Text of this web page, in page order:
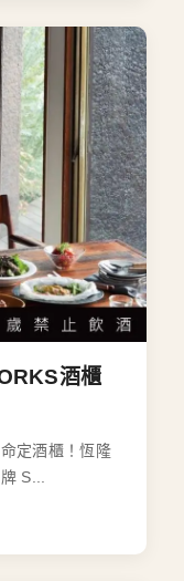
酒櫃
定酒櫃！恆隆
S...